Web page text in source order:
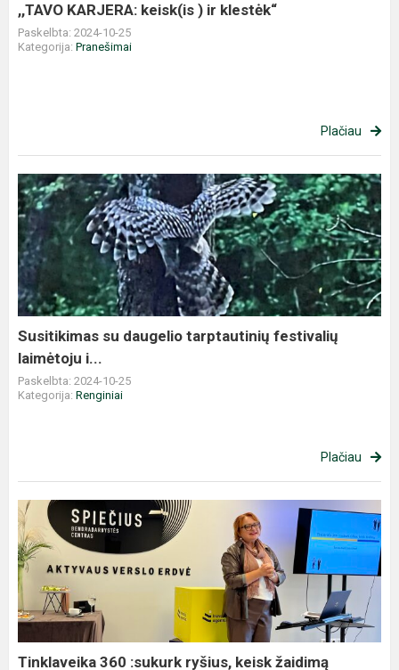
,,TAVO KARJERA: keisk(is ) ir klestėk“
Paskelbta: 2024-10-25
Kategorija: Pranešimai
Plačiau
Susitikimas
su
daugelio
tarptautinių
festivalių
laimėtoju
i...
Susitikimas su daugelio tarptautinių festivalių
laimėtoju i...
Paskelbta: 2024-10-25
Kategorija: Renginiai
Plačiau
Tinklaveika
360
:sukurk
ryšius,
keisk
žaidimą
Tinklaveika 360 :sukurk ryšius, keisk žaidimą